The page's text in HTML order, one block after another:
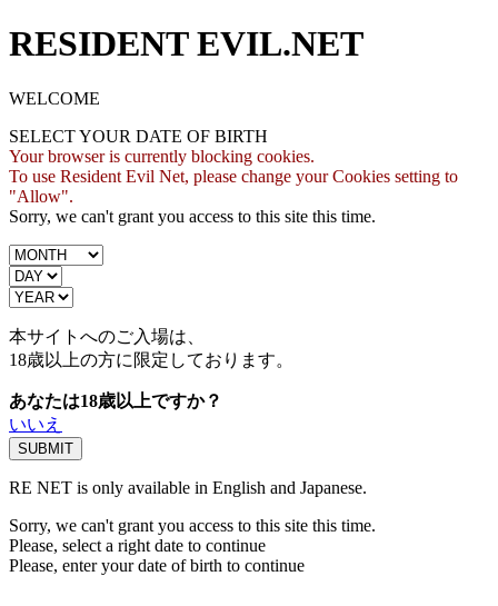
RESIDENT EVIL.NET
WELCOME
SELECT YOUR DATE OF BIRTH
Your browser is currently blocking cookies.
To use Resident Evil Net, please change your Cookies setting to
"Allow".
Sorry, we can't grant you access to this site this time.
本サイトへのご入場は、
18歳以上の方に限定しております。
あなたは18歳以上ですか？
いいえ
RE NET is only available in English and Japanese.
Sorry, we can't grant you access to this site this time.
Please, select a right date to continue
Please, enter your date of birth to continue